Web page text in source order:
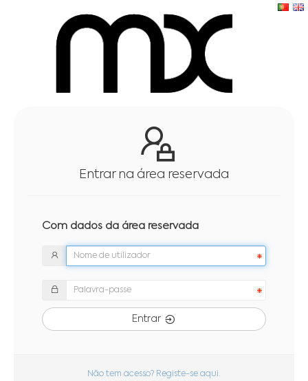
Entrar na área reservada
Com dados da área reservada
Entrar
Não tem acesso? Registe-se aqui.